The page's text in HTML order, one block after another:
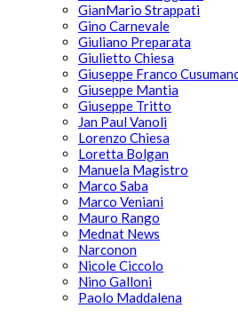
GianMario Strappati
Gino Carnevale
Giuliano Preparata
Giulietto Chiesa
Giuseppe Franco
Giuseppe Mantia
Giuseppe Tritto
Jan Paul Vanoli
Lorenzo Chiesa
Loretta Bolgan
Manuela Magistro
Marco Saba
Marco Veniani
Mauro Rango
Mednat News
Narconon
Nicole Ciccolo
Nino Galloni
Paolo Maddalena